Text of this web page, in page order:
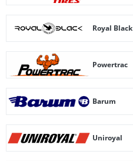
Royal Black
Powertrac
Barum
Uniroyal